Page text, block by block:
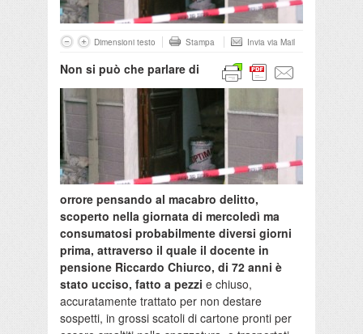
Dimensioni testo Stampa Invia via Mail
Non si può che parlare di
orrore pensando al macabro delitto,
scoperto nella giornata di mercoledì ma
consumatosi probabilmente diversi giorni
prima, attraverso il quale il docente in
pensione Riccardo Chiurco, di 72 anni è
stato ucciso, fatto a pezzi e chiuso,
accuratamente trattato per non destare
sospetti, in grossi scatoli di cartone pronti per